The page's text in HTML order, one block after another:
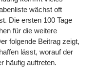
stets für alle
Gibt es mehrere
der Gläubiger die
fordern kann – in Teilen
durch einen
wächst oft
Die ersten 100 Tage
für die weitere
folgende Beitrag zeigt,
lässt, worauf der
häufig auftreten.